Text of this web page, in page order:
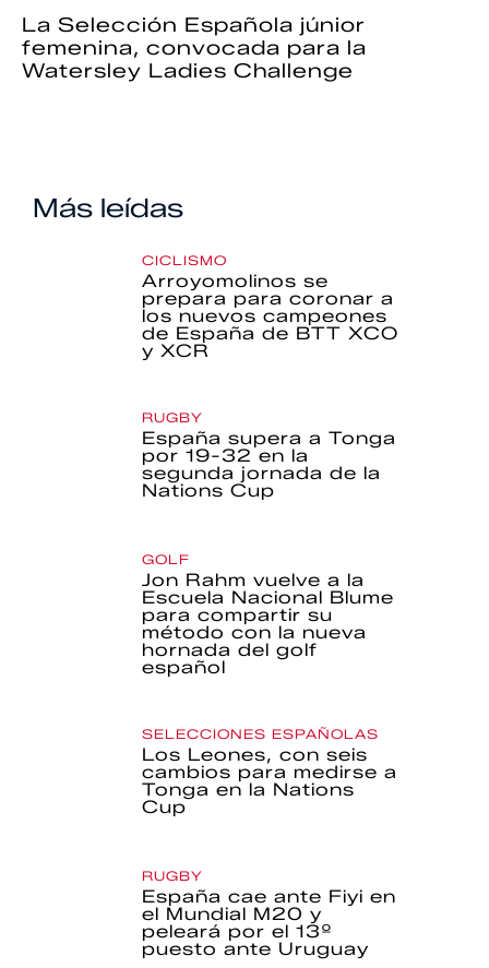
La Selección Española júnior
femenina, convocada para la
Watersley Ladies Challenge
Más leídas
CICLISMO
Arroyomolinos se
prepara para coronar a
los nuevos campeones
de España de BTT XCO
y XCR
RUGBY
España supera a Tonga
por 19-32 en la
segunda jornada de la
Nations Cup
GOLF
Jon Rahm vuelve a la
Escuela Nacional Blume
para compartir su
método con la nueva
hornada del golf
español
SELECCIONES ESPAÑOLAS
Los Leones, con seis
cambios para medirse a
Tonga en la Nations
Cup
RUGBY
España cae ante Fiyi en
el Mundial M20 y
peleará por el 13º
puesto ante Uruguay